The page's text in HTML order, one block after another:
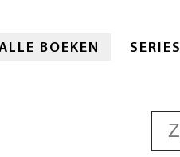
BOEKEN SERIES